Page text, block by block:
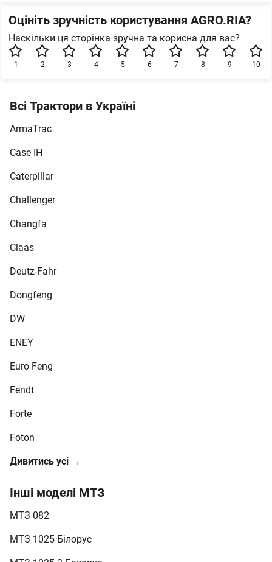
Оцініть зручність користування AGRO.RIA?
Наскільки ця сторінка зручна та корисна для вас?
10
9
8
7
6
5
4
3
2
1
Всі Трактори в Україні
ArmaTrac
Case IH
Caterpillar
Challenger
Changfa
Claas
Deutz-Fahr
Dongfeng
DW
ENEY
Euro Feng
Fendt
Forte
Foton
Дивитись усі →
Інші моделі МТЗ
МТЗ 082
МТЗ 1025 Білорус